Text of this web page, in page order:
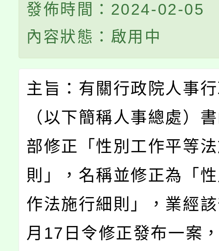
發佈時間：2024-02-05
內容狀態：啟用中
主旨：有關行政院人事
（以下簡稱人事總處）
部修正「性別工作平等
則」，名稱並修正為「
作法施行細則」，業經
月17日令修正發布一案